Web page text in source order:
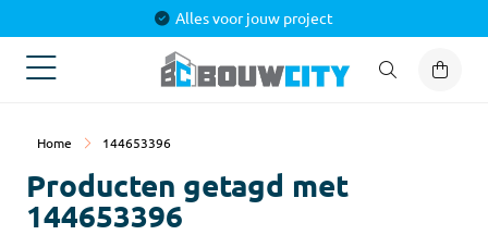
Alles voor jouw project
Home 144653396
Producten getagd met
144653396